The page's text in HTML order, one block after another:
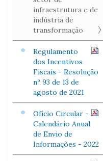
infraestrutura e de
indústria de
transformação
Regulamento
dos Incentivos
Fiscais - Resolução
nº 93 de 13 de
agosto de 2021
Ofício Circular -
Calendário Anual
de Envio de
Informações - 2022